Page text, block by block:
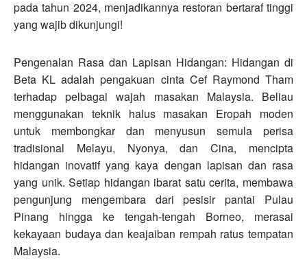
pada tahun 2024, menjadikannya restoran bertaraf tinggi
yang wajib dikunjungi!
Pengenalan Rasa dan Lapisan Hidangan: Hidangan di
Beta KL adalah pengakuan cinta Cef Raymond Tham
terhadap pelbagai wajah masakan Malaysia. Beliau
menggunakan teknik halus masakan Eropah moden
untuk membongkar dan menyusun semula perisa
tradisional Melayu, Nyonya, dan Cina, mencipta
hidangan inovatif yang kaya dengan lapisan dan rasa
yang unik. Setiap hidangan ibarat satu cerita, membawa
pengunjung mengembara dari pesisir pantai Pulau
Pinang hingga ke tengah-tengah Borneo, merasai
kekayaan budaya dan keajaiban rempah ratus tempatan
Malaysia.